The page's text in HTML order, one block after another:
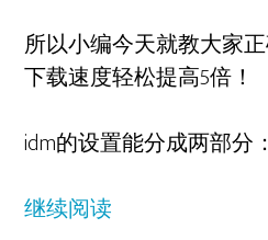
所以小编今天就教大家
下载速度轻松提高5倍！
idm的设置能分成两部分
继续阅读